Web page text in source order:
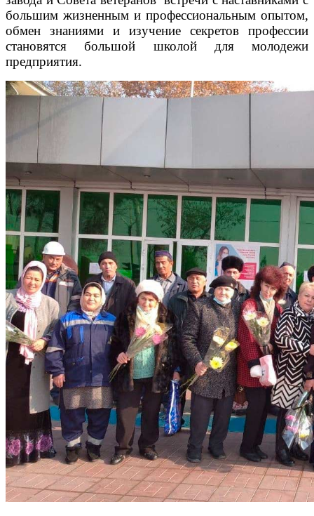
большим жизненным и профессиональным опытом,
обмен знаниями и изучение секретов профессии
становятся большой школой для молодежи
предприятия.